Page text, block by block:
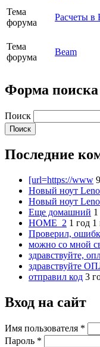
Тема
форума
Расчеты в
Тема
форума
Beam
Форма поиска
Поиск
Последние
[url=https://www
Новый ноут
Новый ноут
Еще домашний
HOME_2 1 год 1
Проверил,
можно со мной
здравствуйте,
здравствуйте
отправил код 3
Вход на сайт
Имя пользователя *
Пароль *